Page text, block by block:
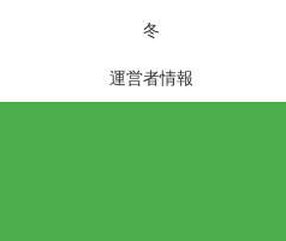
冬
運営者情報